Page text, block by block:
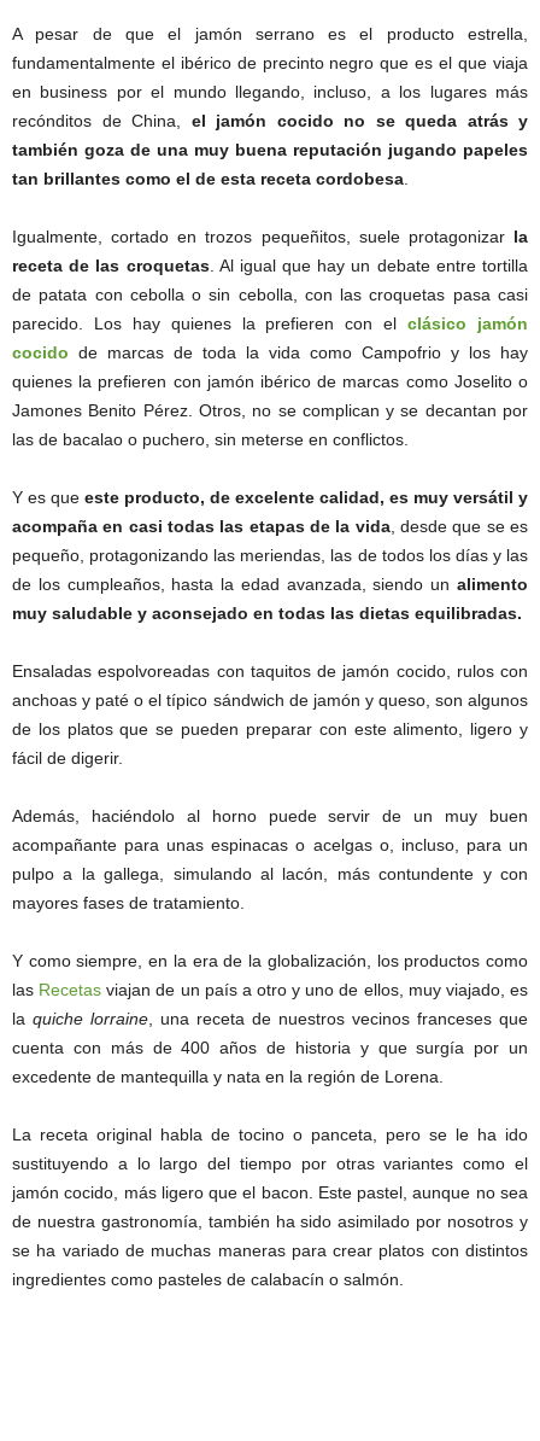
A pesar de que el jamón serrano es el producto estrella,
fundamentalmente el ibérico de precinto negro que es el que viaja
en business por el mundo llegando, incluso, a los lugares más
recónditos de China, el jamón cocido no se queda atrás y
también goza de una muy buena reputación jugando papeles
tan brillantes como el de esta receta cordobesa
Igualmente, cortado en trozos pequeñitos, suele protagonizar la
receta de las croquetas. Al igual que hay un debate entre tortilla
de patata con cebolla o sin cebolla, con las croquetas pasa casi
parecido. Los hay quienes la prefieren con elclásico jamón
cocido de marcas de toda la vida como Campofrio y los hay
quienes la prefieren con jamón ibérico de marcas como Joselito o
Jamones Benito Pérez. Otros, no se complican y se decantan por
las de bacalao o puchero, sin meterse en conflictos.
Y es que este producto, de excelente calidad, es muy versátil y
acompaña en casi todas las etapas de la vida, desde que se es
pequeño, protagonizando las meriendas, las de todos los días y las
de los cumpleaños, hasta la edad avanzada, siendo un alimento
muy saludable y aconsejado en todas las dietas equilibradas.
Ensaladas espolvoreadas con taquitos de jamón cocido, rulos con
anchoas y paté o el típico sándwich de jamón y queso, son algunos
de los platos que se pueden preparar con este alimento, ligero y
fácil de digerir.
Además, haciéndolo al horno puede servir de un muy buen
acompañante para unas espinacas o acelgas o, incluso, para un
pulpo a la gallega, simulando al lacón, más contundente y con
mayores fases de tratamiento.
Y como siempre, en la era de la globalización, los productos como
las Recetas viajan de un país a otro y uno de ellos, muy viajado, es
la quiche lorraine , una receta de nuestros vecinos franceses que
cuenta con más de 400 años de historia y que surgía por un
excedente de mantequilla y nata en la región de Lorena.
La receta original habla de tocino o panceta, pero se le ha ido
sustituyendo a lo largo del tiempo por otras variantes como el
jamón cocido, más ligero que el bacon. Este pastel, aunque no sea
de nuestra gastronomía, también ha sido asimilado por nosotros y
se ha variado de muchas maneras para crear platos con distintos
ingredientes como pasteles de calabacín o salmón.